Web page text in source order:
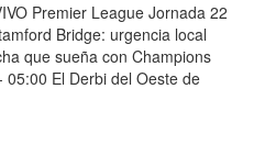
Premier League Jornada 22
Bridge: urgencia local
que sueña con Champions
El Derbi del Oeste de